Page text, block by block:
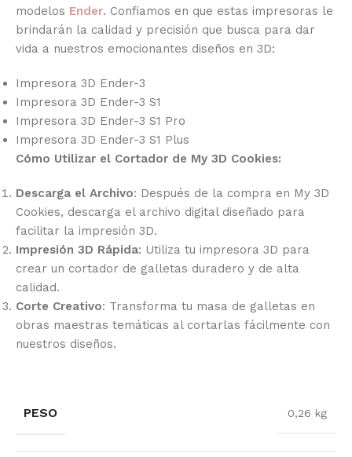
modelos Ender. Confiamos en que estas impresoras le
brindarán la calidad y precisión que busca para dar
vida a nuestros emocionantes diseños en 3D:
Impresora 3D Ender-3
Impresora 3D Ender-3 S1
Impresora 3D Ender-3 S1 Pro
Impresora 3D Ender-3 S1 Plus
Cómo Utilizar el Cortador de My 3D Cookies:
Descarga el Archivo: Después de la compra en My 3D
Cookies, descarga el archivo digital diseñado para
facilitar la impresión 3D.
Impresión 3D Rápida: Utiliza tu impresora 3D para
crear un cortador de galletas duradero y de alta
calidad.
Corte Creativo: Transforma tu masa de galletas en
obras maestras temáticas al cortarlas fácilmente con
nuestros diseños.
PESO 0,26 kg